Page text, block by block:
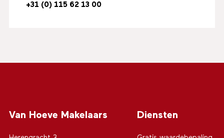
+31 (0) 115 62 13 00
Van Hoeve Makelaars Diensten